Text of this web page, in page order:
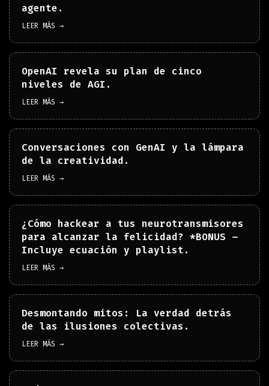
agente.
LEER MÁS →
OpenAI revela su plan de cinco
niveles de AGI.
LEER MÁS →
Conversaciones con GenAI y la lámpara
de la creatividad.
LEER MÁS →
¿Cómo hackear a tus neurotransmisores
para alcanzar la felicidad? *BONUS –
Incluye ecuación y playlist.
LEER MÁS →
Desmontando mitos: La verdad detrás
de las ilusiones colectivas.
LEER MÁS →